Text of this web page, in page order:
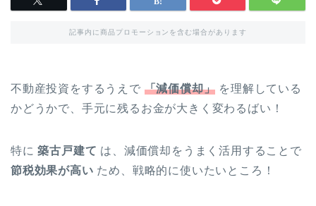
記事内に商品プロモーションを含む場合があります
不動産投資をするうえで 「減価償却」 を理解している
かどうかで、手元に残るお金が大きく変わるばい！
特に築古戸建て は、減価償却をうまく活用することで
節税効果が高い ため、戦略的に使いたいところ！